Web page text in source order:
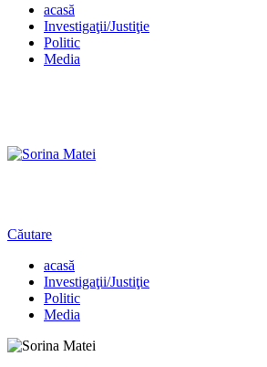
acasă
Investigaţii/Justiţie
Politic
Media
Căutare
acasă
Investigaţii/Justiţie
Politic
Media